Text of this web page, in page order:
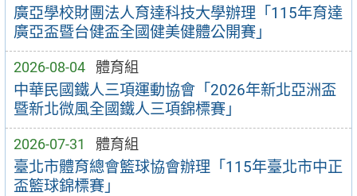
廣亞學校財團法人育達科技大學辦理「115年育達
廣亞盃暨台健盃全國健美健體公開賽」
2026-08-04 體育組
中華民國鐵人三項運動協會「2026年新北亞洲盃
暨新北微風全國鐵人三項錦標賽」
2026-07-31 體育組
臺北市體育總會籃球協會辦理「115年臺北市中正
盃籃球錦標賽」